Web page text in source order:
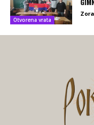
Otvorena vrata